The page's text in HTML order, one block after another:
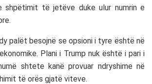
shpëtimit të jetëve duke ulur numrin e
palët besojnë se opsioni i tyre është në
Plani i Trump nuk është i pari i
shtete kanë provuar ndryshime në
të orës gjatë viteve.